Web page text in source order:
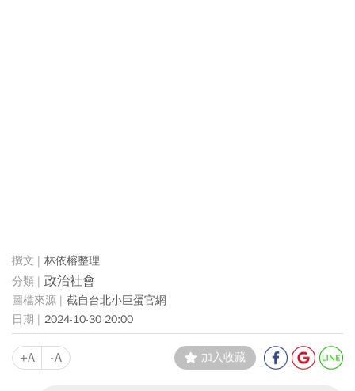
林依榕整理
政治社會
截自台北小巨蛋官網
2024-10-30 20:00
+A -A 加入收藏